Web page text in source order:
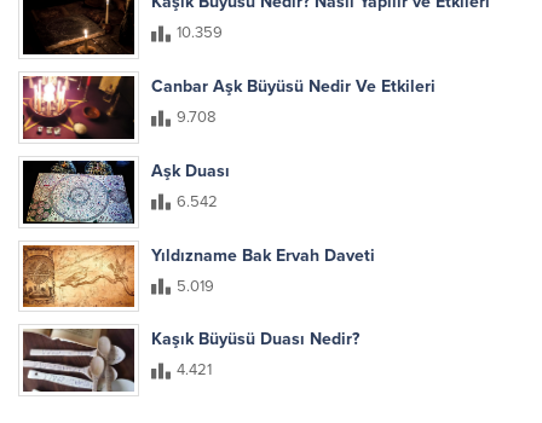
10.359
Canbar Aşk Büyüsü Nedir Ve Etkileri
9.708
Aşk Duası
6.542
Yıldızname Bak Ervah Daveti
5.019
Kaşık Büyüsü Duası Nedir?
4.421